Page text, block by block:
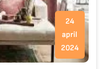
24
april
2024